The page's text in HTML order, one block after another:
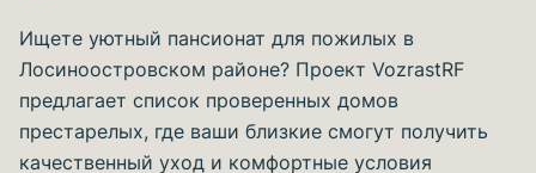
Ищете уютный пансионат для пожилых в
Лосиноостровском районе? Проект VozrastRF
предлагает список проверенных домов
престарелых, где ваши близкие смогут получить
качественный уход и комфортные условия